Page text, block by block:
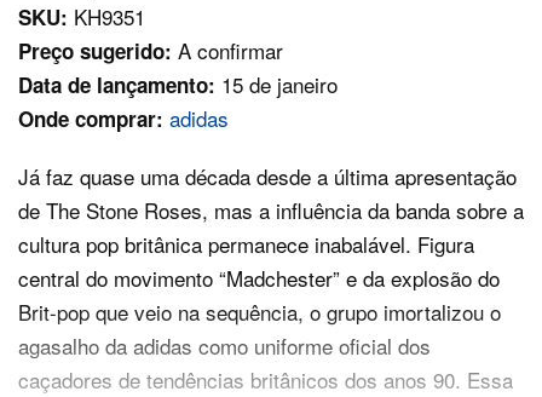
SKU: KH9351
Preço sugerido: A confirmar
Data de lançamento: 15 de janeiro
Onde comprar: adidas
Já faz quase uma década desde a última apresentação
de The Stone Roses, mas a influência da banda sobre a
cultura pop britânica permanece inabalável. Figura
central do movimento “Madchester” e da explosão do
Brit-pop que veio na sequência, o grupo imortalizou o
agasalho da adidas como uniforme oficial dos
caçadores de tendências britânicos dos anos 90. Essa